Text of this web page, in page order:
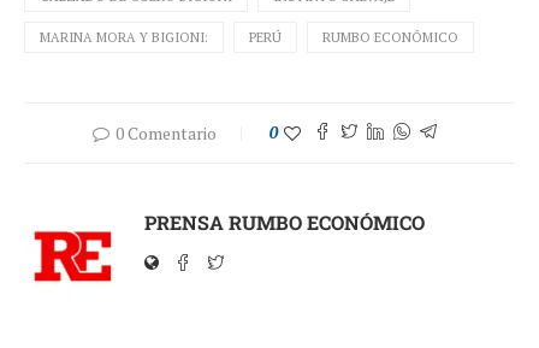
MARINA MORA Y BIGIONI: PERÚ RUMBO ECONÓMICO
0 Comentario 0
PRENSA RUMBO ECONÓMICO